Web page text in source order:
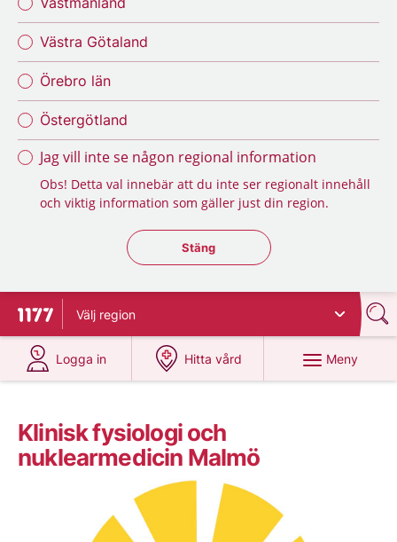
Västra Götaland
Örebro län
Östergötland
Jag vill inte se någon regional information
Obs! Detta val innebär att du inte ser regionalt innehåll
och viktig information som gäller just din region.
Stäng regionsväljaren
Stäng
Till startsidan för 1177
Välj region
Logga in
på 1177.se
Hitta vård
på 1177.se
Meny
Klinisk fysiologi och
nuklearmedicin Malmö